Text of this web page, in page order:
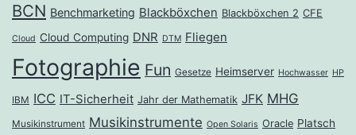
BCN Benchmarketing Blackböxchen Blackböxchen 2 CFE
Cloud Cloud Computing DNR DTM Fliegen
Fotographie Fun Gesetze Heimserver Hochwasser HP
IBM ICC IT-Sicherheit Jahr der Mathematik JFK MHG
Musikinstrument Musikinstrumente Open Solaris Oracle Platsch